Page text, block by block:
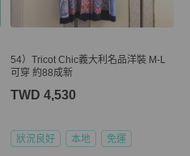
54）Tricot Chic義大利名品洋裝 M-L
可穿 約88成新
TWD 4,530
狀況良好 本地 免運